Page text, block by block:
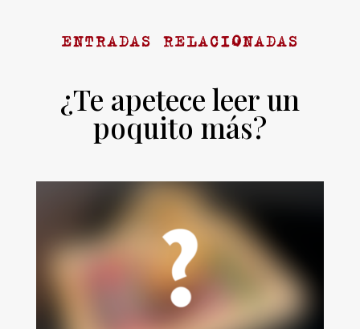
ENTRADAS RELACIONADAS
¿Te apetece leer un
poquito más?